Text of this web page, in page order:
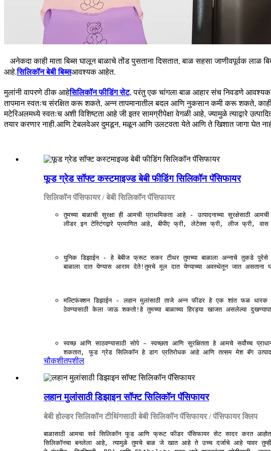
अनेकदा काही माता बिब्स घालून बाळाचे तोंड पुसताना दिसतात, बाळ सहसा जाणीवपूर्वक
आहे.सिलिकॉन बेबी बिब्सआवश्यक आहेत.
मुलांनी वापरणे ठीक आहेसिलिकॉन फीडिंग सेट, परंतु एक चांगला बाळ आहार संच निवडणे आवश्यक
तापमान स्वतःच संरक्षित करू शकते, अन्न तापमानातील बदल आणि नुकसान कमी करू शकते, काही
मटेरिअलमध्ये स्वतःच अशी विशिष्टता आहे जी इतर सामग्रीपेक्षा वेगळी आहे, ज्यामुळे त्याद्वारे
तयार करणार नाही.आणि टेबलवेअर दुमडून, मळून आणि उलटवता येते आणि ते खिशात जागा घेत
फूड ग्रेड सॉफ्ट कस्टमाइज्ड बेबी फीडिंग सिलिकॉन पॅसिफायर
सिलिकॉन पॅसिफायर / बेबी सिलिकॉन पॅसिफायर
तुमच्या बाळाची सुरक्षा ही आमची प्राथमिकता आहे - उत्पादनाच्या
लीडर इन टेस्टिंगद्वारे प्रमाणित आहे, बीपीए फ्री, लेटेक्स फ्री, लीज फ्री, वास
युनिक डिझाईन - हे बेबीज फ्रूट सकर टीथर तुमच्या बाळाला अन्नाचे तुकडे पुरेसे
बाळाला दात येण्यास आराम देते!तुमचे मूल दात येण्याच्या अवस्थेतून जात
मल्टिफंक्शन डिझाईन - लहान मुलांसाठी ताजे अन्न फीडर हे एक शांत फळ
ठेवण्यासाठी केला जाऊ शकतो!हे तुमच्या बाळाच्या हिरड्या खाजत असलेल्या
स्वच्छ आणि साठवण्यासाठी सोपे – स्वच्छता आणि सुरक्षितता हे आमचे सर्वोच्च
शकतात, फूड ग्रेड सिलिकॉन हे डाग प्रतिरोधक आहे आणि तत्सम मेश बॅग
चौकशीतपशील
लहान मुलांसाठी डिझाइन सॉफ्ट सिलिकॉन पॅसिफायर
बेबी होल्डर सिलिकॉन टीथिंगसाठी बेबी सिलिकॉन पॅसिफायर / पॅसिफायर क्लिप
बाळासाठी आमचा सर्व सिलिकॉन फूड आणि फ्रूट फीडर पॅसिफायर सेट सादर करत
सिलिकॉनचा बनलेला आहे, त्यामुळे तुमचे बाळ जे खात आहे ते उच्च दर्जाचे आहे यावर तुम्ही